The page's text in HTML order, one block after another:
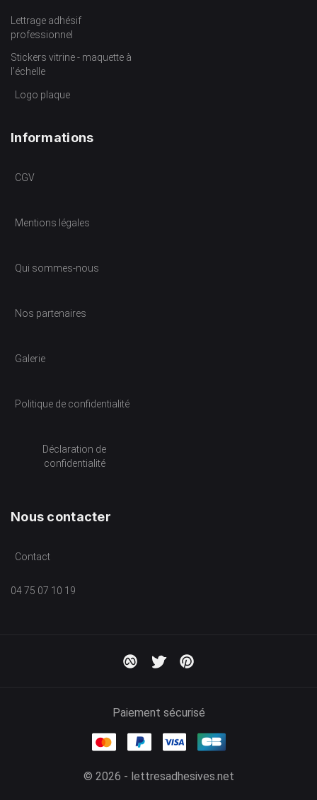
Lettrage adhésif
professionnel
Stickers vitrine - maquette à
l’échelle
Logo plaque
Informations
CGV
Mentions légales
Qui sommes-nous
Nos partenaires
Galerie
Politique de confidentialité
Déclaration de
confidentialité
Nous contacter
Contact
04 75 07 10 19
Paiement sécurisé
© 2026 - lettresadhesives.net